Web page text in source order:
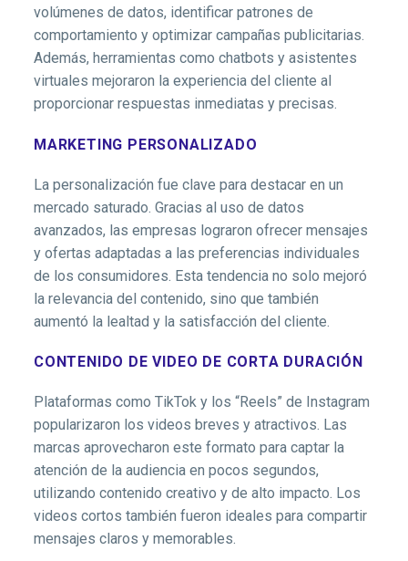
volúmenes de datos, identificar patrones de
comportamiento y optimizar campañas publicitarias.
Además, herramientas como chatbots y asistentes
virtuales mejoraron la experiencia del cliente al
proporcionar respuestas inmediatas y precisas.
MARKETING PERSONALIZADO
La personalización fue clave para destacar en un
mercado saturado. Gracias al uso de datos
avanzados, las empresas lograron ofrecer mensajes
y ofertas adaptadas a las preferencias individuales
de los consumidores. Esta tendencia no solo mejoró
la relevancia del contenido, sino que también
aumentó la lealtad y la satisfacción del cliente.
CONTENIDO DE VIDEO DE CORTA DURACIÓN
Plataformas como TikTok y los “Reels” de Instagram
popularizaron los videos breves y atractivos. Las
marcas aprovecharon este formato para captar la
atención de la audiencia en pocos segundos,
utilizando contenido creativo y de alto impacto. Los
videos cortos también fueron ideales para compartir
mensajes claros y memorables.